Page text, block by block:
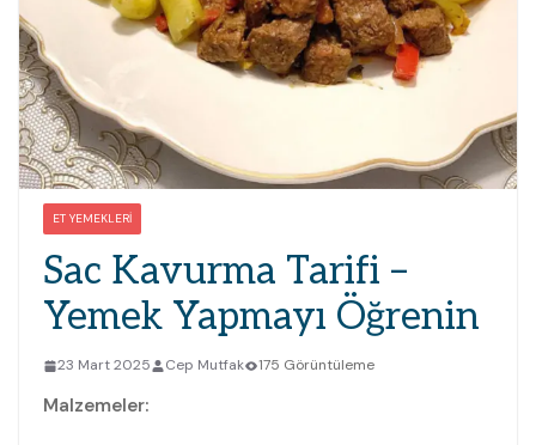
ET YEMEKLERI
Sac Kavurma Tarifi –
Yemek Yapmayı Öğrenin
23 Mart 2025 Cep Mutfak 175 Görüntüleme
Malzemeler: